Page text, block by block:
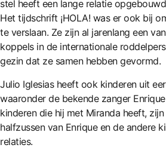
stel heeft een lange relatie
Het tijdschrift ¡HOLA! was er ook bij
te verslaan. Ze zijn al jarenlang een
koppels in de internationale
gezin dat ze samen hebben gevormd.
Julio Iglesias heeft ook kinderen uit
waaronder de bekende zanger
kinderen die hij met Miranda heeft,
halfzussen van Enrique en de andere
relaties.